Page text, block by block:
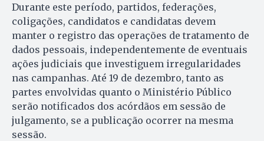
Durante este período, partidos, federações,
coligações, candidatos e candidatas devem
manter o registro das operações de tratamento de
dados pessoais, independentemente de eventuais
ações judiciais que investiguem irregularidades
nas campanhas. Até 19 de dezembro, tanto as
partes envolvidas quanto o Ministério Público
serão notificados dos acórdãos em sessão de
julgamento, se a publicação ocorrer na mesma
sessão.